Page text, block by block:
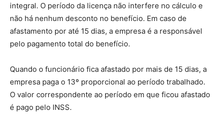
integral. O período da licença não interfere no cálculo e
não há nenhum desconto no benefício. Em caso de
afastamento por até 15 dias, a empresa é a responsável
pelo pagamento total do benefício.
Quando o funcionário fica afastado por mais de 15 dias, a
empresa paga o 13º proporcional ao período trabalhado.
O valor correspondente ao período em que ficou afastado
é pago pelo INSS.